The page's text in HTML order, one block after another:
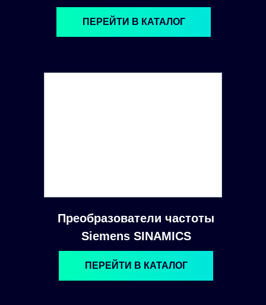
ПЕРЕЙТИ В КАТАЛОГ
Преобразователи частоты
Siemens SINAMICS
ПЕРЕЙТИ В КАТАЛОГ